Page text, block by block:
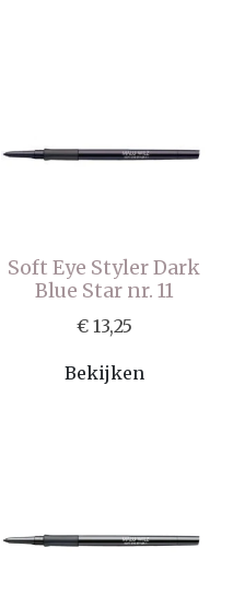
Soft Eye Styler Dark
Blue Star nr. 11
€ 13,25
Bekijken